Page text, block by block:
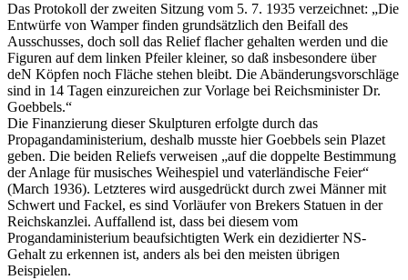
Das Protokoll der zweiten Sitzung vom 5. 7. 1935 verzeichnet: „Die
Entwürfe von Wamper finden grundsätzlich den Beifall des
Ausschusses, doch soll das Relief flacher gehalten werden und die
Figuren auf dem linken Pfeiler kleiner, so daß insbesondere über
deN Köpfen noch Fläche stehen bleibt. Die Abänderungsvorschläge
sind in 14 Tagen einzureichen zur Vorlage bei Reichsminister Dr.
Goebbels.“
Die Finanzierung dieser Skulpturen erfolgte durch das
Propagandaministerium, deshalb musste hier Goebbels sein Plazet
geben. Die beiden Reliefs verweisen „auf die doppelte Bestimmung
der Anlage für musisches Weihespiel und vaterländische Feier“
(March 1936). Letzteres wird ausgedrückt durch zwei Männer mit
Schwert und Fackel, es sind Vorläufer von Brekers Statuen in der
Reichskanzlei. Auffallend ist, dass bei diesem vom
Progandaministerium beaufsichtigten Werk ein dezidierter NS-
Gehalt zu erkennen ist, anders als bei den meisten übrigen
Beispielen.